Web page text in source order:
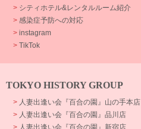
> シティホテル&レンタルルーム紹介
> 感染症予防への対応
> instagram
> TikTok
TOKYO HISTORY GROUP
> 人妻出逢い会『百合の園』山の手本店
> 人妻出逢い会『百合の園』品川店
> 人妻出逢い会『百合の園』新宿店